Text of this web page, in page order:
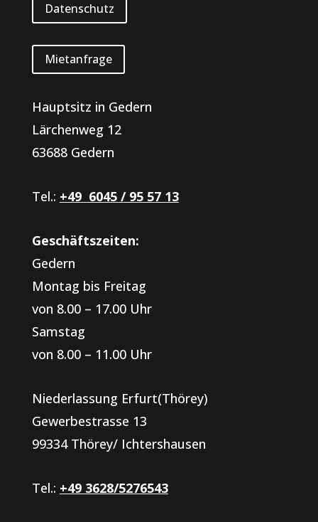
Datenschutz
Mietanfrage
Hauptsitz in Gedern
Lärchenweg 12
63688 Gedern
Tel.: +49 6045 / 95 57 13
Geschäftszeiten:
Gedern
Montag bis Freitag
von 8.00 – 17.00 Uhr
Samstag
von 8.00 – 11.00 Uhr
Niederlassung Erfurt(Thörey)
Gewerbestrasse 13
99334 Thörey/ Ichtershausen
Tel.: +49 3628/5276543